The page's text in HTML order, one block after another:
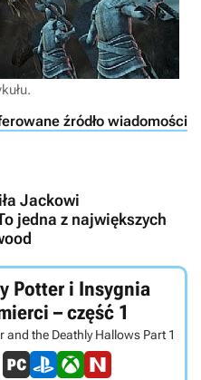
źródło wiadomości
Jackowi
jedna z największych
Potter i Insygnia
– część 1
and the Deathly Hallows Part 1